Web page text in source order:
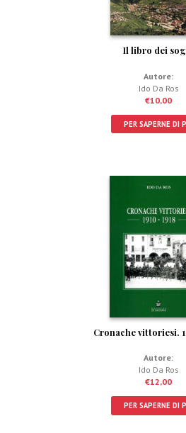
Il libro dei
Autore:
Ido Da Ros
€10,00
PER SAPERNE DI
Cronache vittoriesi.
Autore:
Ido Da Ros
€12,00
PER SAPERNE DI